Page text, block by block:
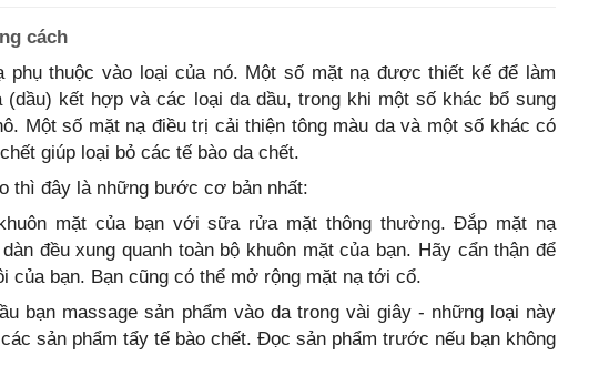
cách
phụ thuộc vào loại của nó. Một số mặt nạ được thiết kế để làm
(dầu) kết hợp và các loại da dầu, trong khi một số khác bổ sung
Một số mặt nạ điều trị cải thiện tông màu da và một số khác có
giúp loại bỏ các tế bào da chết.
thì đây là những bước cơ bản nhất:
mặt của bạn với sữa rửa mặt thông thường. Đắp mặt nạ
đều xung quanh toàn bộ khuôn mặt của bạn. Hãy cẩn thận để
của bạn. Bạn cũng có thể mở rộng mặt nạ tới cổ.
bạn massage sản phẩm vào da trong vài giây - những loại này
sản phẩm tẩy tế bào chết. Đọc sản phẩm trước nếu bạn không